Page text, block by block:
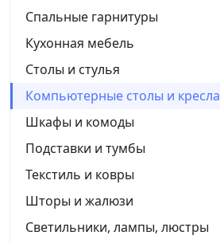
Спальные гарнитуры
Кухонная мебель
Столы и стулья
Компьютерные столы и кресла
Шкафы и комоды
Подставки и тумбы
Текстиль и ковры
Шторы и жалюзи
Светильники, лампы, люстры